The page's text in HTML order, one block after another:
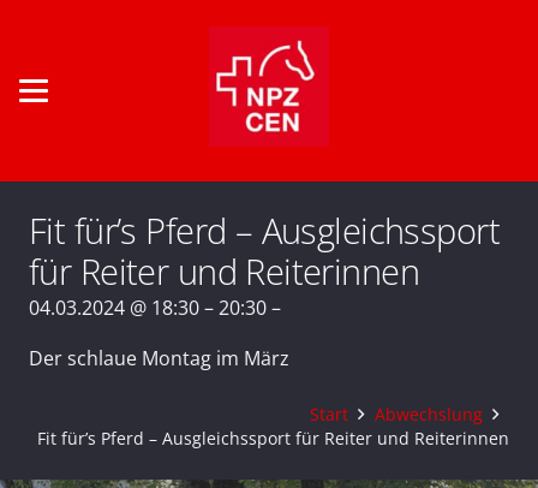
Fit für’s Pferd – Ausgleichssport
für Reiter und Reiterinnen
04.03.2024 @ 18:30 – 20:30 –
Der schlaue Montag im März
Start
Abwechslung
Fit für’s Pferd – Ausgleichssport für Reiter und Reiterinnen